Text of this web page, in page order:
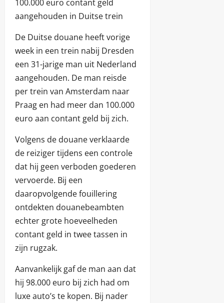
100.000 euro contant geld
aangehouden in Duitse trein
De Duitse douane heeft vorige
week in een trein nabij Dresden
een 31-jarige man uit Nederland
aangehouden. De man reisde
per trein van Amsterdam naar
Praag en had meer dan 100.000
euro aan contant geld bij zich.
Volgens de douane verklaarde
de reiziger tijdens een controle
dat hij geen verboden goederen
vervoerde. Bij een
daaropvolgende fouillering
ontdekten douanebeambten
echter grote hoeveelheden
contant geld in twee tassen in
zijn rugzak.
Aanvankelijk gaf de man aan dat
hij 98.000 euro bij zich had om
luxe auto’s te kopen. Bij nader